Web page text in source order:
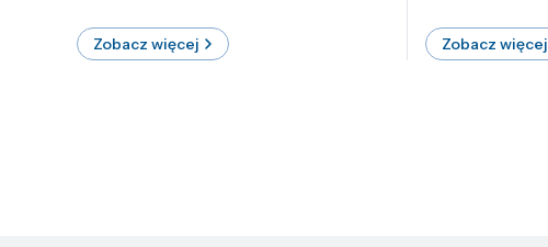
Zobacz więcej Zobacz więcej